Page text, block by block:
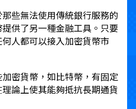
些無法使用傳統銀行服務的
供了另一種金融工具。只要
人都可以接入加密貨幣市
加密貨幣，如比特幣，有固定
論上使其能夠抵抗長期通貨